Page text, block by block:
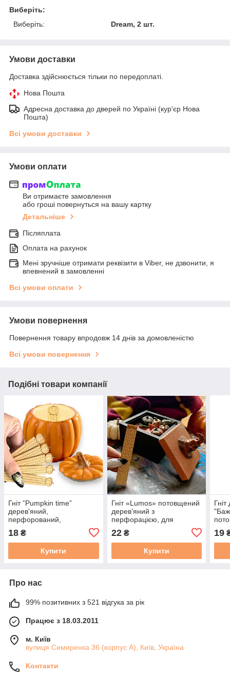
Виберіть:
Виберіть:
Dream, 2 шт.
Умови доставки
Доставка здійснюється тільки по передоплаті.
Нова Пошта
Адресна доставка до дверей по Україні (кур'єр Нова
Пошта)
Всі умови доставки
Умови оплати
Ви отримаєте замовлення
або гроші повернуться на вашу картку
Детальніше
Післяплата
Оплата на рахунок
Мені зручніше отримати реквізити в Viber, не дзвонити, я
впевнений в замовленні
Всі умови оплати
Умови повернення
Повернення товару впродовж 14 днів за домовленістю
Всі умови повернення
Подібні товари компанії
Гніт ”Pumpkin time”
дерев'яний,
перфорований,
«Гарбуз». 1 шт.
18 ₴
Купити
Гніт «Lumos» потовщений
дерев'яний з
перфорацією, для
крафтових свічок воску. 1
шт.
22₴
Купити
19
Про нас
99% позитивних з 521 відгука за рік
Працює з 18.03.2011
м. Київ
вулиця Симиренка 36 (корпус А), Київ, Україна
Контакти